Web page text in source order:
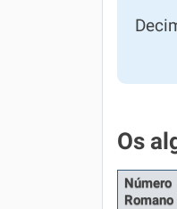
Os
Número
Romano